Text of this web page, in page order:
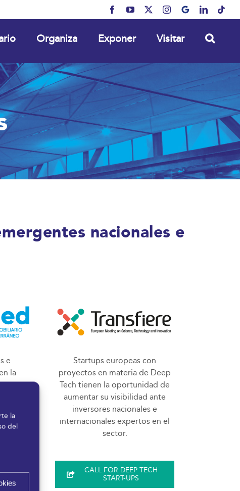
la
del
FacebookYouTube Instagram
MyBusinessLinkedIn
Organiza Exponer Visitar
nacionales e
e
la
sus
de
Startups europeas con
proyectos en materia de Deep
Tech tienen la oportunidad de
aumentar su visibilidad ante
inversores nacionales e
internacionales expertos en el
sector.
CALL FOR DEEP TECH
START-UPS